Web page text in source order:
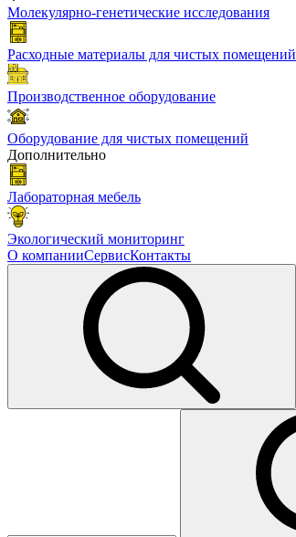
Молекулярно-генетические исследования
Расходные материалы для чистых помещений
Производственное оборудование
Оборудование для чистых помещений
Дополнительно
Лабораторная мебель
Экологический мониторинг
О компанииСервисКонтакты